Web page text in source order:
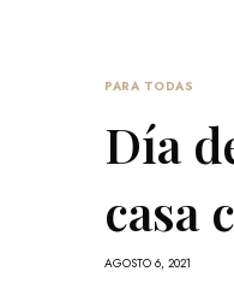
PARA TODAS
Día
casa
AGOSTO 6, 2021